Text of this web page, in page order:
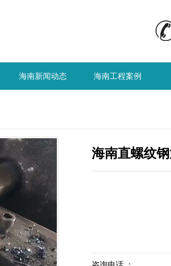
海南新闻动态 海南工程案例
海南直螺纹